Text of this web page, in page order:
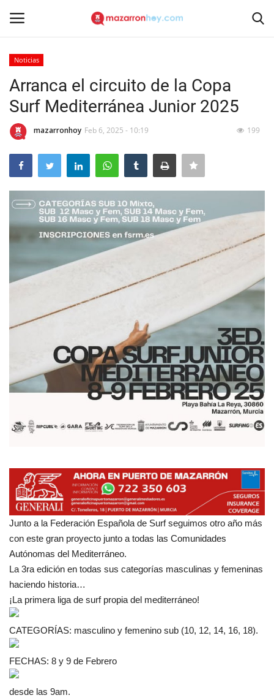
Inicio
Contacto
Noticias
Mazarrón Hoy
Entrevistas
Reportajes
Mapa de Mazarrón
Galerías
Contacto
Noticias
Arranca el circuito de la Copa
Surf Mediterránea Junior 2025
mazarronhoy Feb 6, 2025 - 10:19 199
Junto a la Federación Española de Surf seguimos otro año más
con este gran proyecto junto a todas las Comunidades
Autónomas del Mediterráneo.
La 3ra edición en todas sus categorías masculinas y femeninas
haciendo historia…
¡La primera liga de surf propia del mediterráneo!
CATEGORÍAS: masculino y femenino sub (10, 12, 14, 16, 18).
FECHAS: 8 y 9 de Febrero
desde las 9am.